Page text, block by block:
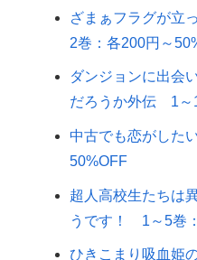
ざまぁフラグが立
2巻：各200円～
ダンジョンに出会
だろうか外伝 1～
中古でも恋がした
50%OFF
超人高校生たちは
うです！ 1～5巻
ひきこまり吸血姫